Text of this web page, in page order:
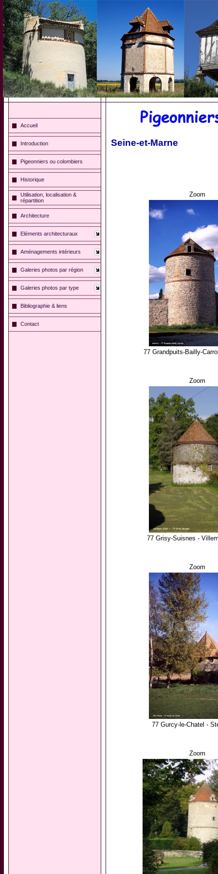
Accueil
Introduction
Pigeonniers ou colombiers
Historique
Utilisation, localisation &
répartition
Architecture
Eléments architecturaux
Aménagements intérieurs
Galeries photos par région
Galeries photos par type
Bibliographie & liens
Contact
Zoom
77 Grandpuits-Bailly-
Zoom
77 Grisy-Suisnes -
Zoom
77 Gurcy-le-Chatel -
Zoom
Seine-et-Marne